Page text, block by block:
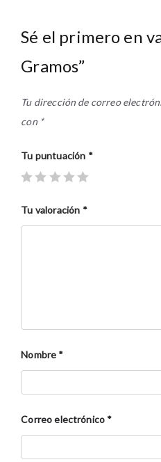
Sé el primero en
Gramos”
Tu dirección de correo
con *
Tu puntuación *
Tu valoración *
Nombre *
Correo electrónico *